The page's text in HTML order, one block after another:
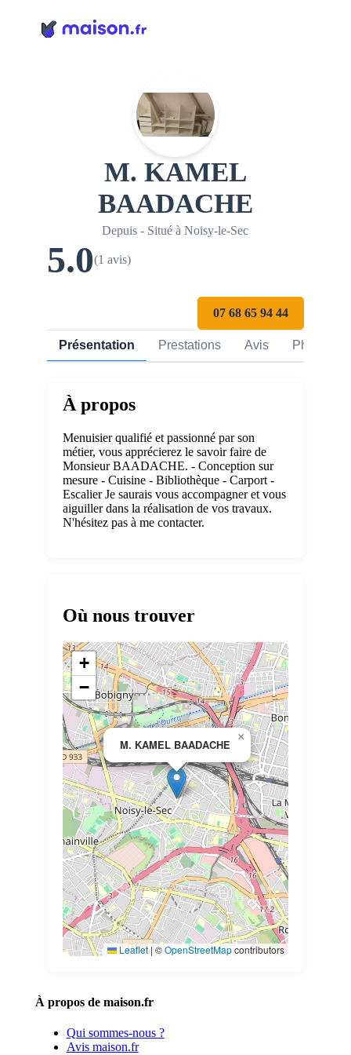
M. KAMEL
BAADACHE
Depuis - Situé à Noisy-le-Sec
5.0(1 avis)
07 68 65 94 44
Présentation Prestations Avis Photos
À propos
Menuisier qualifié et passionné par son
métier, vous apprécierez le savoir faire de
Monsieur BAADACHE. - Conception sur
mesure - Cuisine - Bibliothèque - Carport -
Escalier Je saurais vous accompagner et vous
aiguiller dans la réalisation de vos travaux.
N'hésitez pas à me contacter.
Où nous trouver
M. KAMEL BAADACHE
×
+
−
Leaflet | ©OpenStreetMapcontributors
À propos de maison.fr
Qui sommes-nous ?
Avis maison.fr